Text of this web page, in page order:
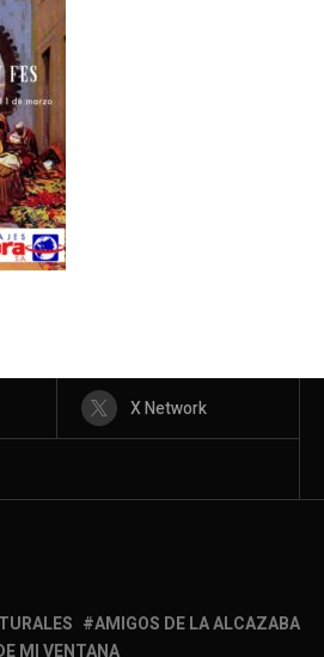
X Network
AMIGOS DE LA ALCAZABA
MI VENTANA